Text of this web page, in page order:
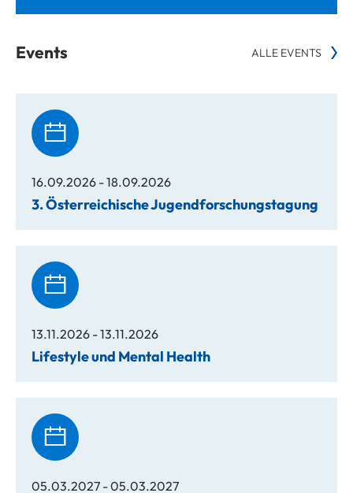
Events ALLE EVENTS
16.09.2026 - 18.09.2026
3. Österreichische Jugendforschungstagung
13.11.2026 - 13.11.2026
Lifestyle und Mental Health
05.03.2027 - 05.03.2027